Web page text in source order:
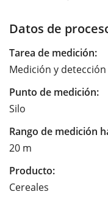
Datos de
Tarea de medición:
Medición y
Punto de medición:
Silo
Rango de medición
20 m
Producto:
Cereales